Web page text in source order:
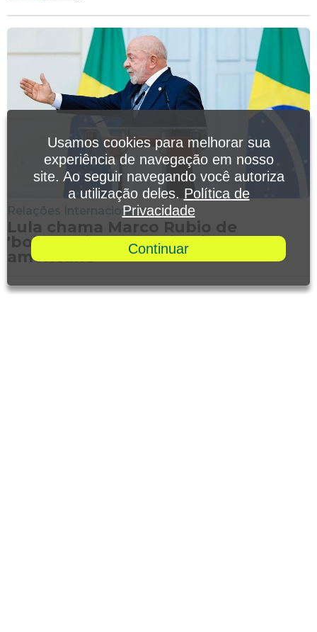
Relações Internacionais
Lula chama Marco Rubio de
'bolsonarista' e 'anti latino-
americano'
Usamos cookies para melhorar sua
experiência de navegação em nosso
site. Ao seguir navegando você autoriza
a utilização deles. Política de
Privacidade
Continuar